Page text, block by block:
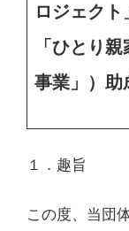
ロジェク
「ひとり
事業」）助
１．趣旨
この度、当団